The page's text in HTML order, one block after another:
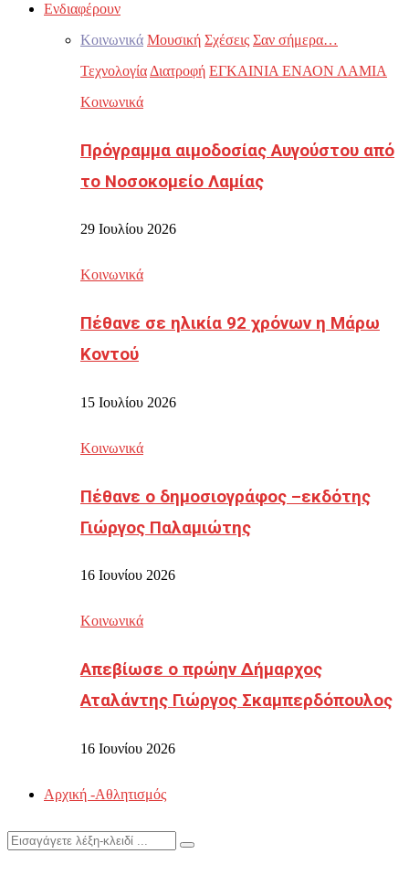
Ενδιαφέρουν
Κοινωνικά Μουσική Σχέσεις Σαν σήμερα…
Τεχνολογία Διατροφή ΕΓΚΑΙΝΙΑ ΕΝΑΟΝ ΛΑΜΙΑ
Κοινωνικά
Πρόγραμμα αιμοδοσίας Αυγούστου από
το Νοσοκομείο Λαμίας
29 Ιουλίου 2026
Κοινωνικά
Πέθανε σε ηλικία 92 χρόνων η Μάρω
Κοντού
15 Ιουλίου 2026
Κοινωνικά
Πέθανε ο δημοσιογράφος –εκδότης
Γιώργος Παλαμιώτης
16 Ιουνίου 2026
Κοινωνικά
Απεβίωσε ο πρώην Δήμαρχος
Αταλάντης Γιώργος Σκαμπερδόπουλος
16 Ιουνίου 2026
Αρχική -Αθλητισμός
Search
Search